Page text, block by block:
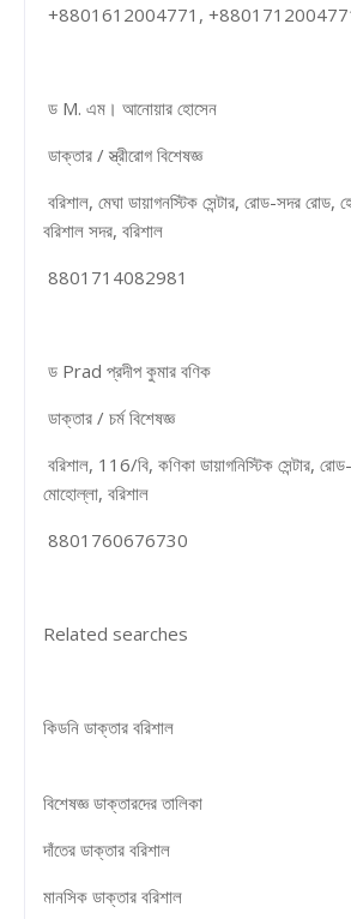
+8801612004771,
ড M. এম। আনোয়ার হোসেন
ডাক্তার / স্ত্রীরোগ বিশেষজ্ঞ
বরিশাল, মেঘা ডায়াগনস্টিক সেন্টার, রোড-সদর রোড,
বরিশাল সদর, বরিশাল
8801714082981
ড Prad প্রদীপ কুমার বণিক
ডাক্তার / চর্ম বিশেষজ্ঞ
বরিশাল, 116/বি, কণিকা ডায়াগনিস্টিক সেন্টার,
মোহোল্লা, বরিশাল
8801760676730
Related searches
কিডনি ডাক্তার বরিশাল
বিশেষজ্ঞ ডাক্তারদের তালিকা
দাঁতের ডাক্তার বরিশাল
মানসিক ডাক্তার বরিশাল